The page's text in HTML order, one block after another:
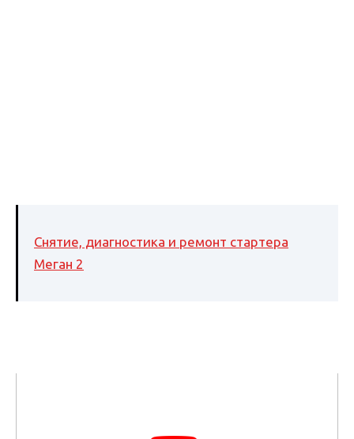
Снятие, диагностика и ремонт стартера
Меган 2